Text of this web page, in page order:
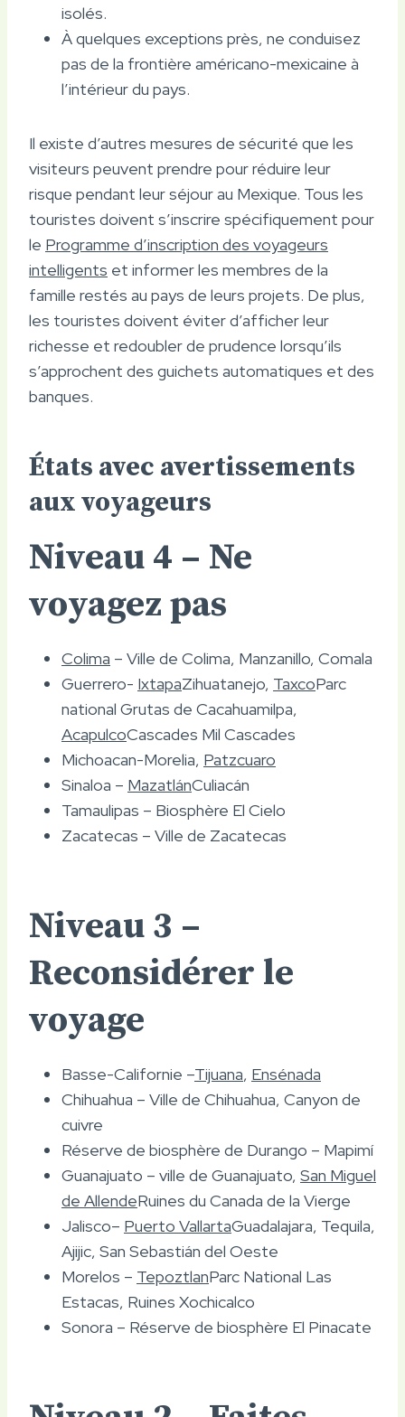
isolés.
À quelques exceptions près, ne conduisez
pas de la frontière américano-mexicaine à
l’intérieur du pays.
Il existe d’autres mesures de sécurité que les
visiteurs peuvent prendre pour réduire leur
risque pendant leur séjour au Mexique. Tous les
touristes doivent s’inscrire spécifiquement pour
le Programme d’inscription des voyageurs
intelligents et informer les membres de la
famille restés au pays de leurs projets. De plus,
les touristes doivent éviter d’afficher leur
richesse et redoubler de prudence lorsqu’ils
s’approchent des guichets automatiques et des
banques.
États avec avertissements
aux voyageurs
Niveau 4 – Ne
voyagez pas
Colima – Ville de Colima, Manzanillo, Comala
Guerrero- IxtapaZihuatanejo, TaxcoParc
national Grutas de Cacahuamilpa,
AcapulcoCascades Mil Cascades
Michoacan-Morelia, Patzcuaro
Sinaloa – MazatlánCuliacán
Tamaulipas – Biosphère El Cielo
Zacatecas – Ville de Zacatecas
Niveau 3 –
Reconsidérer le
voyage
Basse-Californie –Tijuana, Ensénada
Chihuahua – Ville de Chihuahua, Canyon de
cuivre
Réserve de biosphère de Durango – Mapimí
Guanajuato – ville de Guanajuato, San Miguel
de AllendeRuines du Canada de la Vierge
Jalisco– Puerto VallartaGuadalajara, Tequila,
Ajijic, San Sebastián del Oeste
Morelos – TepoztlanParc National Las
Estacas, Ruines Xochicalco
Sonora – Réserve de biosphère El Pinacate